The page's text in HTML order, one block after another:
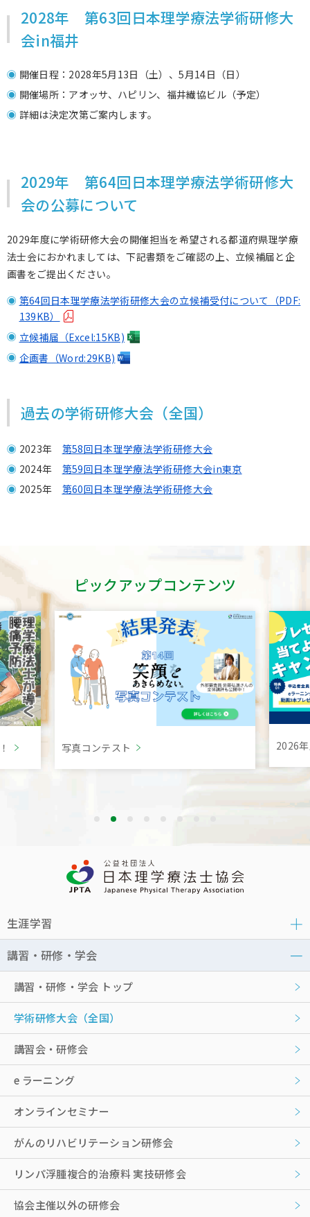
2028年 第63回日本理学療法学術研修大
会in福井
開催日程：2028年5月13日（土）、5月14日（日）
開催場所：アオッサ、ハピリン、福井繊協ビル（予定）
詳細は決定次第ご案内します。
2029年 第64回日本理学療法学術研修大
会の公募について
2029年度に学術研修大会の開催担当を希望される都道府県理学療
法士会におかれましては、下記書類をご確認の上、立候補届と企
画書をご提出ください。
第64回日本理学療法学術研修大会の立候補受付について（PDF:
139KB）
立候補届（Excel:15KB)
企画書（Word:29KB)
過去の学術研修大会（全国）
2023年 第58回日本理学療法学術研修大会
2024年 第59回日本理学療法学術研修大会in東京
2025年 第60回日本理学療法学術研修大会
ピックアップコンテンツ
写真コンテスト 2026
生涯学習
講習・研修・学会
講習・研修・学会 トップ
学術研修大会（全国）
講習会・研修会
e ラーニング
オンラインセミナー
がんのリハビリテーション研修会
リンパ浮腫複合的治療料 実技研修会
協会主催以外の研修会